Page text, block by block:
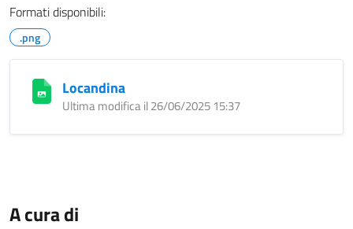
Formati disponibili:
.png
Locandina
Ultima modifica il 26/06/2025 15:37
A cura di